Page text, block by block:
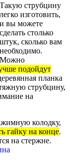
Такую струбцину
легко изготовить,
и вы можете
сделать столько
штук, сколько вам
необходимо.
Можно
подойдут
планка
струбцину,
на
колодку,
гайку на конце.
на стержне.